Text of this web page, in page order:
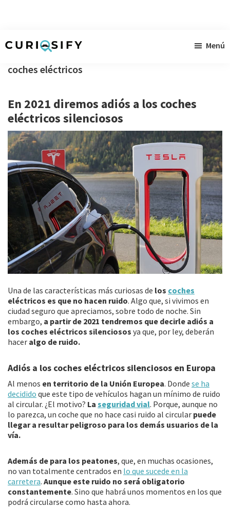
contenido
primaria
pie
raudales
Menú
coches eléctricos
En 2021 diremos adiós a los coches
eléctricos silenciosos
Una de las características más curiosas de los coches
eléctricos es que no hacen ruido. Algo que, si vivimos en
ciudad seguro que apreciamos, sobre todo de noche. Sin
embargo, a partir de 2021 tendremos que decirle adiós a
los coches eléctricos silenciosos ya que, por ley, deberán
hacer algo de ruido.
Adiós a los coches eléctricos silenciosos en Europa
Al menos en territorio de la Unión Europea. Donde se ha
decidido que este tipo de vehículos hagan un mínimo de ruido
al circular. ¿El motivo? La seguridad vial. Porque, aunque no
lo parezca, un coche que no hace casi ruido al circular puede
llegar a resultar peligroso para los demás usuarios de la
vía.
Además de para los peatones, que, en muchas ocasiones,
no van totalmente centrados en lo que sucede en la
carretera. Aunque este ruido no será obligatorio
constantemente. Sino que habrá unos momentos en los que
podrá circularse como hasta ahora.